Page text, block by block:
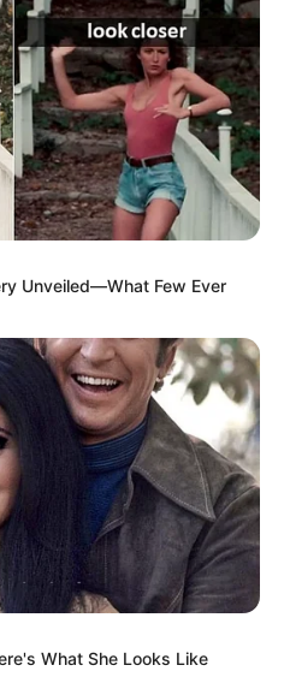
Unveiled—What Few Ever
What She Looks Like